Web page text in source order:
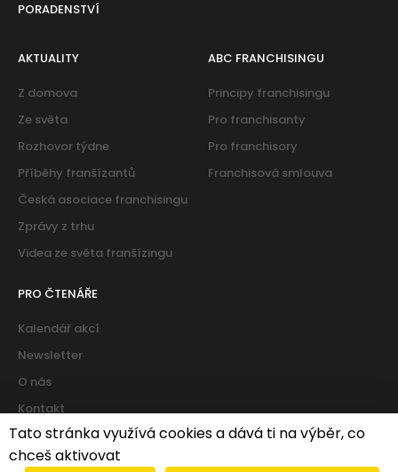
PORADENSTVÍ
AKTUALITY
Z domova
Ze světa
Rozhovor týdne
Příběhy franšízantů
Česká asociace franchisingu
Zprávy z trhu
Videa ze světa franšízingu
ABC FRANCHISINGU
Principy franchisingu
Pro franchisanty
Pro franchisory
Franchisová smlouva
PRO ČTENÁŘE
Kalendář akcí
Newsletter
O nás
Kontakt
Tato stránka využívá cookies a dává ti na výběr, co
chceš aktivovat